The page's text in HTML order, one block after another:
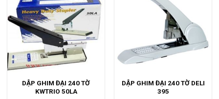
DẬP GHIM ĐẠI 240 TỜ
KWTRIO 50LA
DẬP GHIM ĐẠI 240 TỜ DELI
395